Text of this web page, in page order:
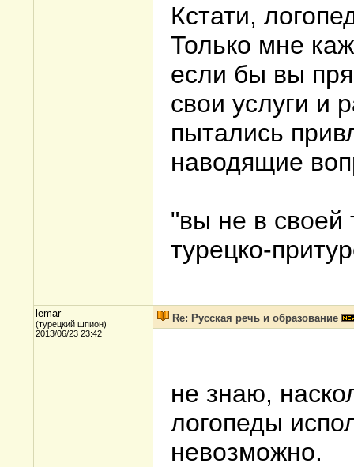
Кстати,
Только мне
если бы вы
свои услуги и
пытались
наводящие
"вы не в своей
турецко-
lemar
(турецкий шпион)
2013/06/23 23:42
Re: Русская речь и образование
не знаю,
логопеды
невозможно.